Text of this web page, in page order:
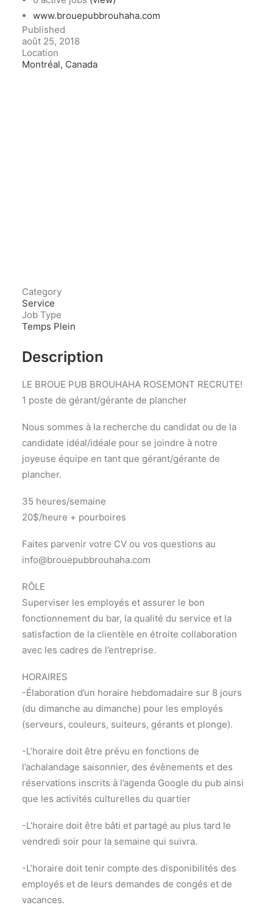
www.brouepubbrouhaha.com
Published
août 25, 2018
Location
Montréal, Canada
Category
Service
Job Type
Temps Plein
Description
LE BROUE PUB BROUHAHA ROSEMONT RECRUTE!
1 poste de gérant/gérante de plancher
Nous sommes à la recherche du candidat ou de la
candidate idéal/idéale pour se joindre à notre
joyeuse équipe en tant que gérant/gérante de
plancher.
35 heures/semaine
20$/heure + pourboires
Faites parvenir votre CV ou vos questions au
info@brouepubbrouhaha.com
RÔLE
Superviser les employés et assurer le bon
fonctionnement du bar, la qualité du service et la
satisfaction de la clientèle en étroite collaboration
avec les cadres de l’entreprise.
HORAIRES
-Élaboration d’un horaire hebdomadaire sur 8 jours
(du dimanche au dimanche) pour les employés
(serveurs, couleurs, suiteurs, gérants et plonge).
-L’horaire doit être prévu en fonctions de
l’achalandage saisonnier, des évènements et des
réservations inscrits à l’agenda Google du pub ainsi
que les activités culturelles du quartier
-L’horaire doit être bâti et partagé au plus tard le
vendredi soir pour la semaine qui suivra.
-L’horaire doit tenir compte des disponibilités des
employés et de leurs demandes de congés et de
vacances.